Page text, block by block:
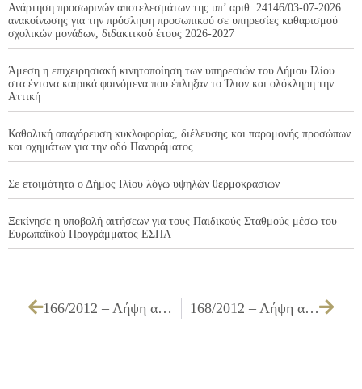
Ανάρτηση προσωρινών αποτελεσμάτων της υπ’ αριθ. 24146/03-07-2026
ανακοίνωσης για την πρόσληψη προσωπικού σε υπηρεσίες καθαρισμού
σχολικών μονάδων, διδακτικού έτους 2026-2027
Άμεση η επιχειρησιακή κινητοποίηση των υπηρεσιών του Δήμου Ιλίου
στα έντονα καιρικά φαινόμενα που έπληξαν το Ίλιον και ολόκληρη την
Αττική
Καθολική απαγόρευση κυκλοφορίας, διέλευσης και παραμονής προσώπων
και οχημάτων για την οδό Πανοράματος
Σε ετοιμότητα ο Δήμος Ιλίου λόγω υψηλών θερμοκρασιών
Ξεκίνησε η υποβολή αιτήσεων για τους Παιδικούς Σταθμούς μέσω του
Ευρωπαϊκού Προγράμματος ΕΣΠΑ
166/2012 – Λήψη απόφασης για την εκτέλεση της εργασίας «Συντήρηση & επισκευή μεταφορικών μέσων» 168/2012 – Λήψη απόφασης για τη χορήγηση πραράτασης προθεσμίας εκτέλεσης του υποέργου 1: «Κατασκευή Βρεφονηπιακού Σταθμού στο Ο.Τ. 740» στο πλαίσιο της Πράξης με τίτλο: «ΚΑΤΑΣΚΕΥΗ ΒΡΕΦΟΝΗΠΙΑΚΟΥ ΣΤΑΘΜΟΥ ΣΤΟ Ο.Τ. 740 ΤΟΥ ΔΗΜΟΥ ΙΛΙΟΥ